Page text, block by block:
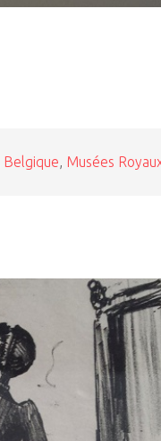
Belgique, Musées